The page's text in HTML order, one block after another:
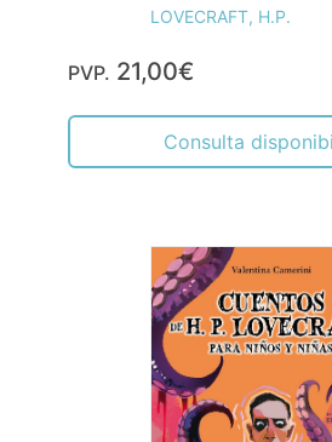
LOVECRAFT, H.P.
PVP. 21,00€
Consulta